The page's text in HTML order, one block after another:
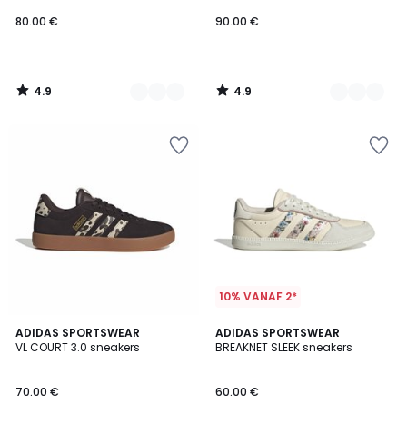
80.00 €
4.9
/
90.00 €
4.9
/
ADIDAS SPORTSWEAR
VL COURT 3.0 sneakers
70.00 €
5
/
10% VANAF 2*
ADIDAS SPORTSWEAR
BREAKNET SLEEK sneakers
60.00 €
4.8
/ 5